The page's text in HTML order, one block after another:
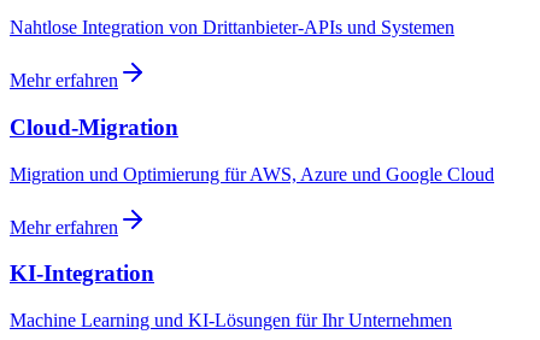
Nahtlose Integration von Drittanbieter-APIs und Systemen
Mehr erfahren
Cloud-Migration
Migration und Optimierung für AWS, Azure und Google Cloud
Mehr erfahren
KI-Integration
Machine Learning und KI-Lösungen für Ihr Unternehmen